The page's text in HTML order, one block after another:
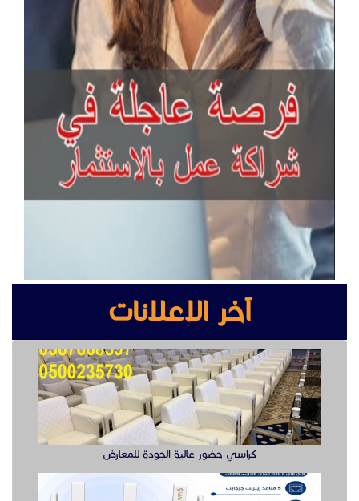
آخر الإعلانات
كراسي حضور عالية الجودة للمعارض